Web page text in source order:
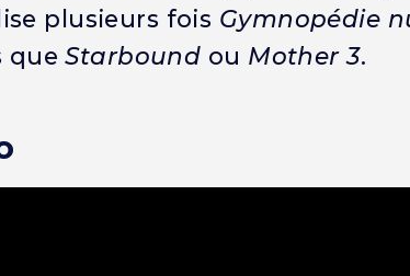
plusieurs fois Gymnopédie
queStarbound ou Mother 3.